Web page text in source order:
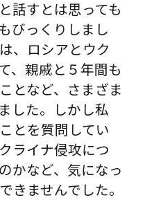
話すとは思っても
びっくりしまし
、ロシアとウク
、親戚と５年間も
となど、さまざま
した。しかし私
とを質問してい
ライナ侵攻につ
かなど、気になっ
きませんでした。